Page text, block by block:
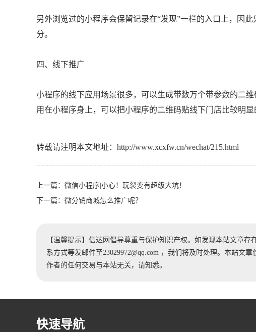
另外浏览过的小程序会保留记录在“发现”一栏的入口上，因
分。
四、线下推广
小程序的线下应用场景很多，可以生成带数万个带参数的二
用在小程序身上，可以把小程序的二维码贴线下门店比较明
转载请注明本文地址： http://www.xcxfw.cn/wechat/215.html
上一篇： 微信小程序|小心！玩裂变有超级大坑！
下一篇： 微分销商城怎么推广呢？
【温馨提示】信达网倡导尊重与保护知识产权。如发现本站文章
系方式等发邮件至23029972@qq.com ，我们将及时处理。本站文
作者的任何交易与本站无关，请知悉。
快速导航